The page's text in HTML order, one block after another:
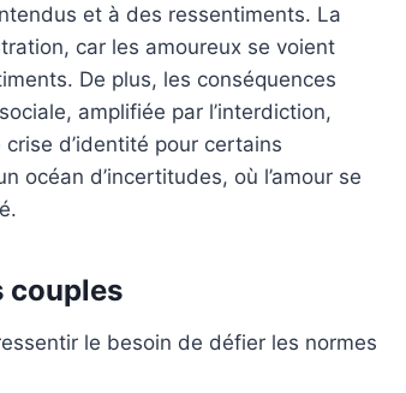
et à des ressentiments. La
car les amoureux se voient
De plus, les conséquences
amplifiée par l’interdiction,
d’identité pour certains
océan d’incertitudes, où l’amour se
couples
le besoin de défier les normes